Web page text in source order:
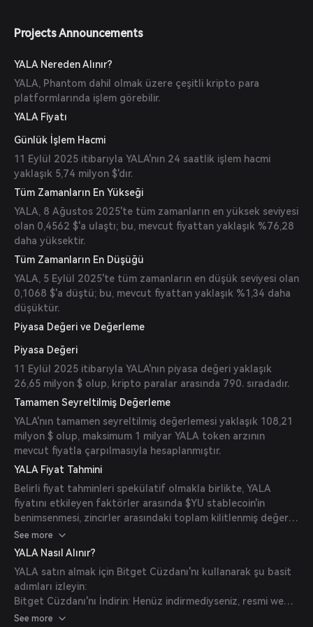
Projects Announcements
YALA Nereden Alınır?
YALA, Phantom dahil olmak üzere çeşitli kripto para
platformlarında işlem görebilir.
YALA Fiyatı
Günlük İşlem Hacmi
11 Eylül 2025 itibarıyla YALA'nın 24 saatlik işlem hacmi
yaklaşık 5,74 milyon $'dır.
Tüm Zamanların En Yükseği
YALA, 8 Ağustos 2025'te tüm zamanların en yüksek seviyesi
olan 0,4562 $'a ulaştı; bu, mevcut fiyattan yaklaşık %76,28
daha yüksektir.
Tüm Zamanların En Düşüğü
YALA, 5 Eylül 2025'te tüm zamanların en düşük seviyesi olan
0,1068 $'a düştü; bu, mevcut fiyattan yaklaşık %1,34 daha
düşüktür.
Piyasa Değeri ve Değerleme
Piyasa Değeri
11 Eylül 2025 itibarıyla YALA'nın piyasa değeri yaklaşık
26,65 milyon $ olup, kripto paralar arasında 790. sıradadır.
Tamamen Seyreltilmiş Değerleme
YALA'nın tamamen seyreltilmiş değerlemesi yaklaşık 108,21
milyon $ olup, maksimum 1 milyar YALA token arzının
mevcut fiyatla çarpılmasıyla hesaplanmıştır.
YALA Fiyat Tahmini
Belirli fiyat tahminleri spekülatif olmakla birlikte, YALA
fiyatını etkileyen faktörler arasında $YU stablecoin'in
benimsenmesi, zincirler arasındaki toplam kilitlenmiş değer
(TVL), staking ve Stability Pool katılımı ile yönetişim
faaliyetleri yer alır.
See more
YALA Nasıl Alınır?
YALA satın almak için Bitget Cüzdanı'nı kullanarak şu basit
adımları izleyin:
Bitget Cüzdanı'nı İndirin: Henüz indirmediyseniz, resmi web
sitesinden veya uygulama mağazanızdan Bitget Cüzdan
See more